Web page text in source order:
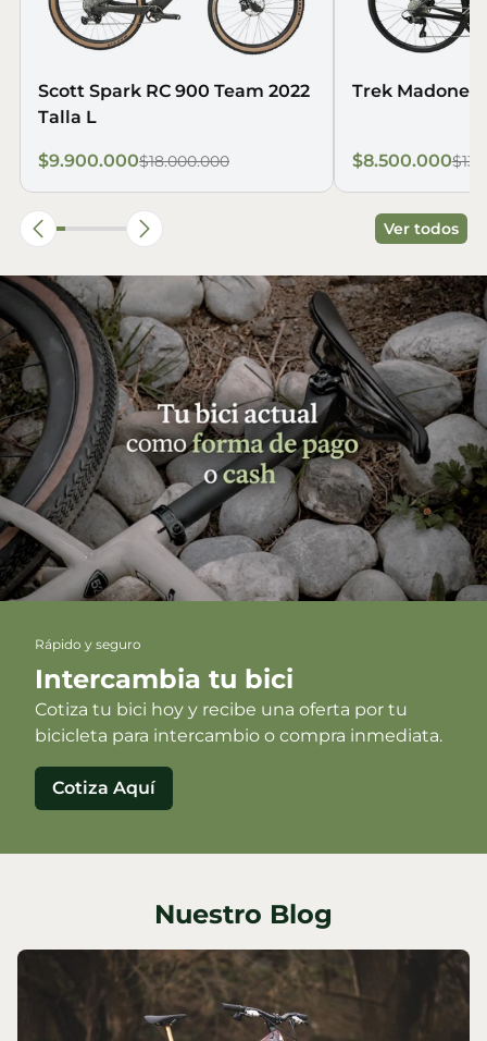
Scott Spark RC 900 Team 2022
Talla L
$9.900.000$18.000.000
Trek Madone
$8.500.000
Ver todos
Rápido y seguro
Intercambia tu bici
Cotiza tu bici hoy y recibe una oferta por tu
bicicleta para intercambio o compra inmediata.
Cotiza Aquí
Nuestro Blog